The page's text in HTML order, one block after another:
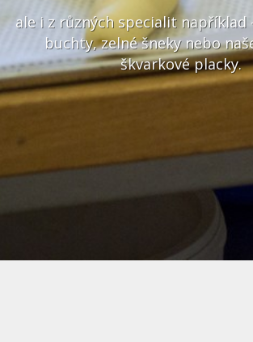
ale i z různých specialit
buchty, zelné šneky nebo
škvarkové placky.